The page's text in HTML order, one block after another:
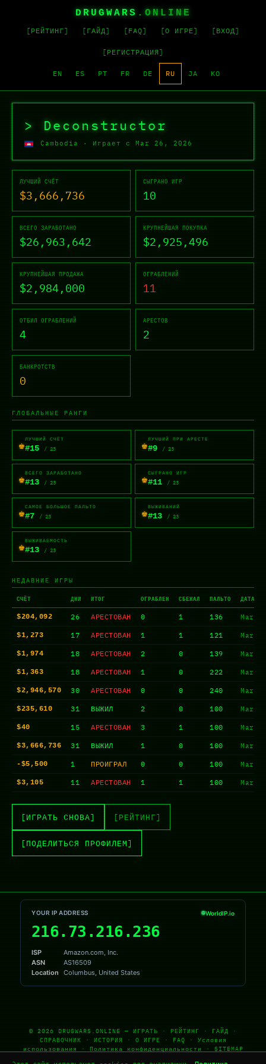
DRUGWARS .ONLINE
[РЕЙТИНГ] [ГАЙД] [FAQ] [О ИГРЕ] [ВХОД]
[РЕГИСТРАЦИЯ]
EN ES PT FR DE RU JA KO
Профиль Drug Wars —
> Deconstructor
Cambodia · Играет с Mar 26, 2026
ЛУЧШИЙ СЧЁТ
$3,666,736
СЫГРАНО ИГР
10
ВСЕГО ЗАРАБОТАНО
$26,963,642
КРУПНЕЙШАЯ ПОКУПКА
$2,925,496
КРУПНЕЙШАЯ ПРОДАЖА
$2,984,000
ОГРАБЛЕНИЙ
11
ОТБИЛ ОГРАБЛЕНИЙ
4
АРЕСТОВ
2
БАНКРОТСТВ
0
ГЛОБАЛЬНЫЕ РАНГИ
♚ЛУЧШИЙ СЧЁТ
#15 / 23 ♚ЛУЧШИЙ ПРИ АРЕСТЕ
#9 / 23
♚ВСЕГО ЗАРАБОТАНО
#13 / 23 ♚СЫГРАНО ИГР
#11 / 23
♚САМОЕ БОЛЬШОЕ ПАЛЬТО
#7 / 23 ♚ВЫЖИВАНИЙ
#13 / 23
♚ВЫЖИВАЕМОСТЬ
#13 / 23
НЕДАВНИЕ ИГРЫ
СЧЁТ ДНИ ИТОГ ОГРАБЛЕН СБЕЖАЛ ПАЛЬТО ДАТА
$204,092 26 АРЕСТОВАН 0 1 136 Mar
$1,273 17 АРЕСТОВАН 1 1 121 Mar
$1,974 18 АРЕСТОВАН 2 0 139 Mar
$1,363 18 АРЕСТОВАН 1 0 222 Mar
$2,946,570 30 АРЕСТОВАН 0 0 240 Mar
$235,610 31 ВЫЖИЛ 2 0 100 Mar
$40 15 АРЕСТОВАН 3 1 100 Mar
$3,666,736 31 ВЫЖИЛ 1 0 100 Mar
-$5,500 1 ПРОИГРАЛ 0 0 100 Mar
$3,105 11 АРЕСТОВАН 1 1 100 Mar
[ИГРАТЬ СНОВА] [РЕЙТИНГ]
[ПОДЕЛИТЬСЯ ПРОФИЛЕМ]
© 2026 DRUGWARS.ONLINE — ИГРАТЬ · РЕЙТИНГ · ГАЙД ·
СПРАВОЧНИК · ИСТОРИЯ · О ИГРЕ · FAQ · Условия
использования
· Политика конфиденциальности · SITEMAP
По мотивам Drug Wars (1984) Джона Э. Делла — вся заслуга